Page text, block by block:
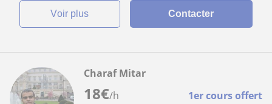
voir plus Contacter
18€/h 1er cours offert
Charaf Mitar